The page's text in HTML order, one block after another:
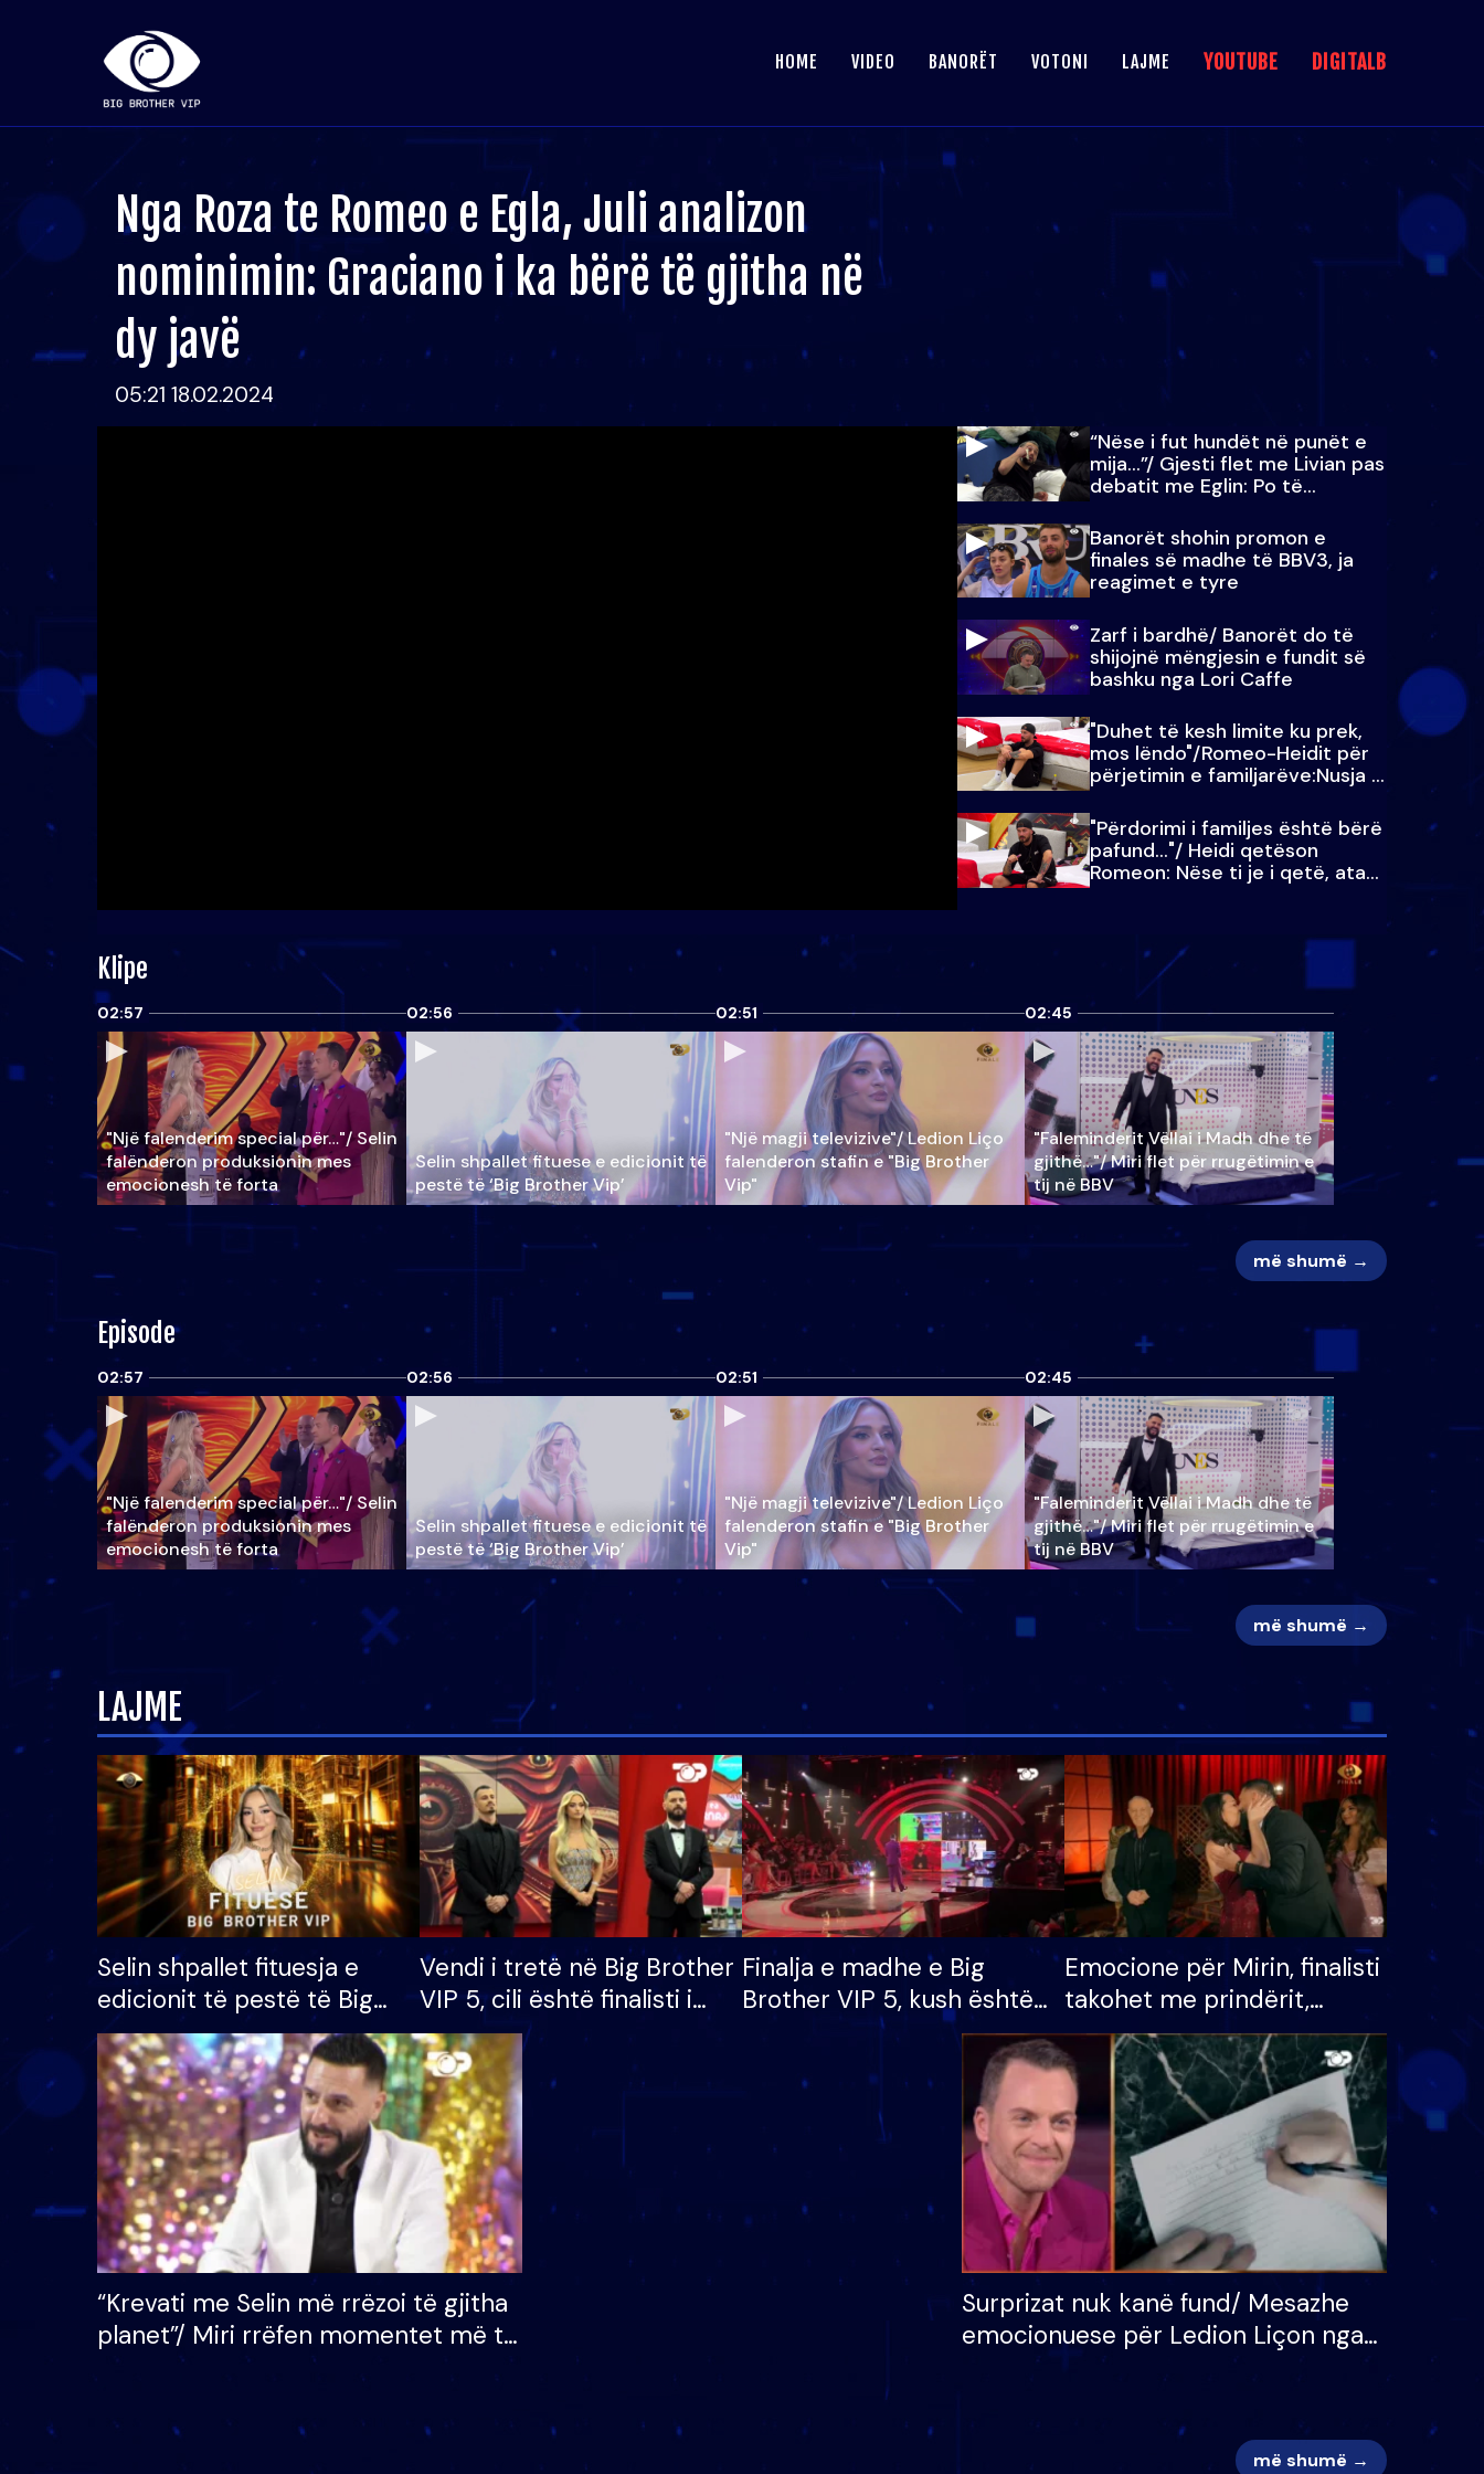
HOME VIDEO BANORËT VOTONI LAJME YOUTUBE DIGITALB
Nga Roza te Romeo e Egla, Juli analizon
nominimin: Graciano i ka bërë të gjitha në
dy javë
05:21 18.02.2024
“Nëse i fut hundët në punët e
mija…”/ Gjesti flet me Livian pas
debatit me Eglin: Po të
paralajmëroj
Banorët shohin promon e
finales së madhe të BBV3, ja
reagimet e tyre
Zarf i bardhë/ Banorët do të
shijojnë mëngjesin e fundit së
bashku nga Lori Caffe
"Duhet të kesh limite ku prek,
mos lëndo"/Romeo-Heidit për
përjetimin e familjarëve:Nusja e
Julit…
"Përdorimi i familjes është bërë
pafund…"/ Heidi qetëson
Romeon: Nëse ti je i qetë, ata
qetësohen
Klipe
02:57
"Një falenderim special për…"/ Selin
falënderon produksionin mes
emocionesh të forta
02:56
Selin shpallet fituese e edicionit të
pestë të ‘Big Brother Vip’
02:51
"Një magji televizive"/ Ledion Liço
falenderon stafin e "Big Brother
Vip"
02:45
"Faleminderit Vëllai i Madh dhe të
gjithë…"/ Miri flet për rrugëtimin e
tij në BBV
më shumë →
Episode
02:57
"Një falenderim special për…"/ Selin
falënderon produksionin mes
emocionesh të forta
02:56
Selin shpallet fituese e edicionit të
pestë të ‘Big Brother Vip’
02:51
"Një magji televizive"/ Ledion Liço
falenderon stafin e "Big Brother
Vip"
02:45
"Faleminderit Vëllai i Madh dhe të
gjithë…"/ Miri flet për rrugëtimin e
tij në BBV
më shumë →
LAJME
Selin shpallet fituesja e
edicionit të pestë të Big
Brother VIP, rrëmben
çmimin e madh prej 100
mijë eurosh
Vendi i tretë në Big Brother
VIP 5, cili është finalisti i
radhës që lë shtëpinë
Finalja e madhe e Big
Brother VIP 5, kush është
banori i parë që lë shtëpinë
dhe humb mundësinë për
të fituar çmimin e madh
Emocione për Mirin, finalisti
takohet me prindërit,
vajzën dhe bashkëshorten:
S’kemi ndonjë letër divorci
apo jo?
“Krevati me Selin më rrëzoi të gjitha
planet”/ Miri rrëfen momentet më të
bukura në shtëpinë e BB VIP: Do më
Surprizat nuk kanë fund/ Mesazhe
emocionuese për Ledion Liçon nga
nëna dhe fëmijët e tij, moderatori
më shumë →